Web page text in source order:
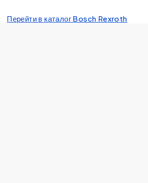
Перейти в каталог Bosch Rexroth